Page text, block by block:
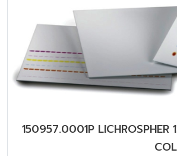
150957.0001P